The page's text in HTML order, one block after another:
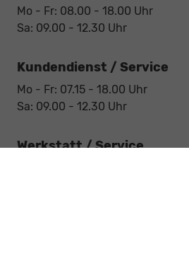
Mo - Fr: 08.00 - 18.00 Uhr
Sa: 09.00 - 12.30 Uhr
Kundendienst / Service
Mo - Fr: 07.15 - 18.00 Uhr
Sa: 09.00 - 12.30 Uhr
Werkstatt / Service